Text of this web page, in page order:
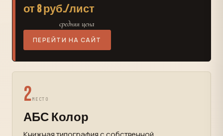
от 8 руб./лист
средняя цена
ПЕРЕЙТИ НА САЙТ
2МЕСТО
АБС Колор